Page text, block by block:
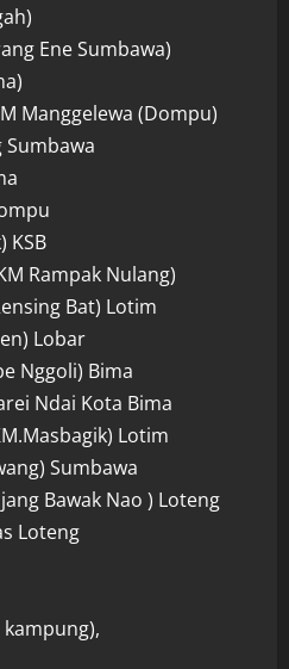
Ene Sumbawa)
Manggelewa (Dompu)
Sumbawa
KSB
Rampak Nulang)
Bat) Lotim
Lobar
Nggoli) Bima
Ndai Kota Bima
Lotim
Sumbawa
Bawak Nao ) Loteng
Loteng